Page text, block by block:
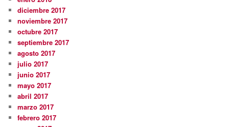
diciembre 2017
noviembre 2017
octubre 2017
septiembre 2017
agosto 2017
julio 2017
junio 2017
mayo 2017
abril 2017
marzo 2017
febrero 2017